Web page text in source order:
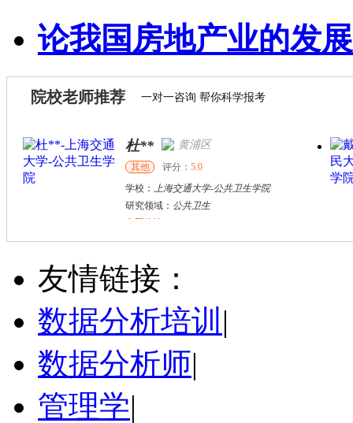
论我国房地产业的发
院校老师推荐 一对一咨询 帮你科学报考
杜** 黄浦区
其他 评分： 5.0
学校： 上海交通大学-公共卫生学院
研究领域： 公共卫生
万志宏 天津市
硕导
学校：南开大学
立即咨询
友情链接：
数据分析培训 |
数据分析师|
管理学|